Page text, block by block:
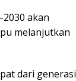
akan
melanjutkan
dari generasi